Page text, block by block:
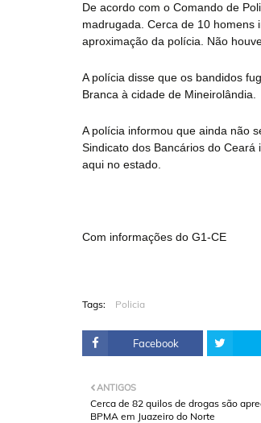
De acordo com o Comando de
madrugada. Cerca de 10 homens
aproximação da polícia. Não
A polícia disse que os bandidos
Branca à cidade de Mineirolândia.
A polícia informou que ainda não
Sindicato dos Bancários do
aqui no estado.
Com informações do G1-CE
Tags: Policia
Facebook
ANTIGOS
Cerca de 82 quilos de drogas são
BPMA em Juazeiro do Norte